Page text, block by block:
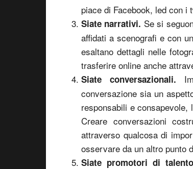
piace di Facebook, led con i
Siate narrativi. Se si
affidati a scenografi e con
esaltano dettagli nelle
trasferire online anche
Siate conversazionali.
conversazione sia un
responsabili e
Creare conversazioni
attraverso qualcosa di
osservare da un altro punto
Siate promotori di